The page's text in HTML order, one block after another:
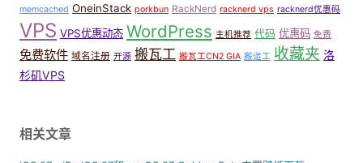
memcached OneinStack porkbun RackNerd racknerd vps racknerd优惠码
VPS VPS优惠动态 WordPress 主机推荐 代码 优惠码 免费
免费软件 域名注册 开源 搬瓦工 搬瓦工CN2 GIA 搬运工 收藏夹 洛
杉矶VPS
相关文章